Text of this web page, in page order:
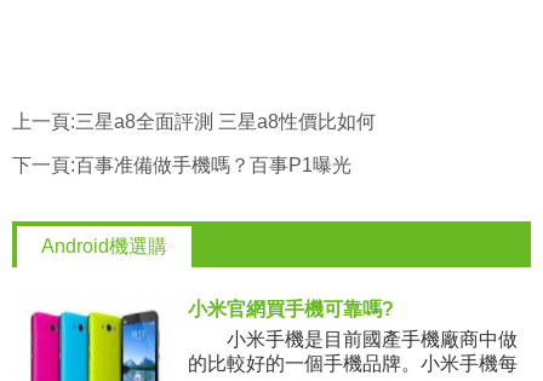
上一頁:三星a8全面評測 三星a8性價比如何
下一頁:百事准備做手機嗎？百事P1曝光
Android機選購
小米官網買手機可靠嗎?
小米手機是目前國產手機廠商中做
的比較好的一個手機品牌。小米手機每